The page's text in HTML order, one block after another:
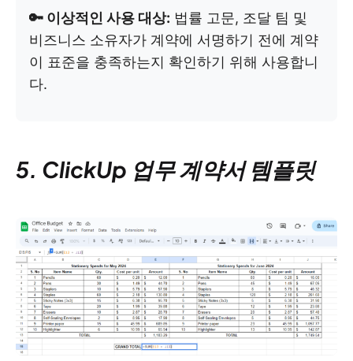
🔑 이상적인 사용 대상: 법률 고문, 조달 팀 및
비즈니스 소유자가 계약에 서명하기 전에 계약
이 표준을 충족하는지 확인하기 위해 사용합니
다.
5. ClickUp 업무 계약서 템플릿